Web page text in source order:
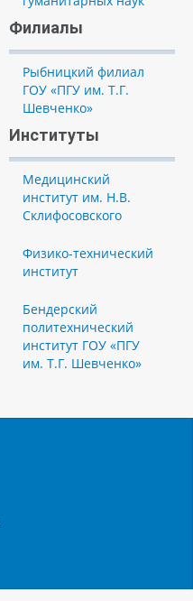
Филиалы
Рыбницкий филиал
ГОУ «ПГУ им. Т.Г.
Шевченко»
Институты
Медицинский
институт им. Н.В.
Склифосовского
Физико-технический
институт
Бендерский
политехнический
институт ГОУ «ПГУ
им. Т.Г. Шевченко»